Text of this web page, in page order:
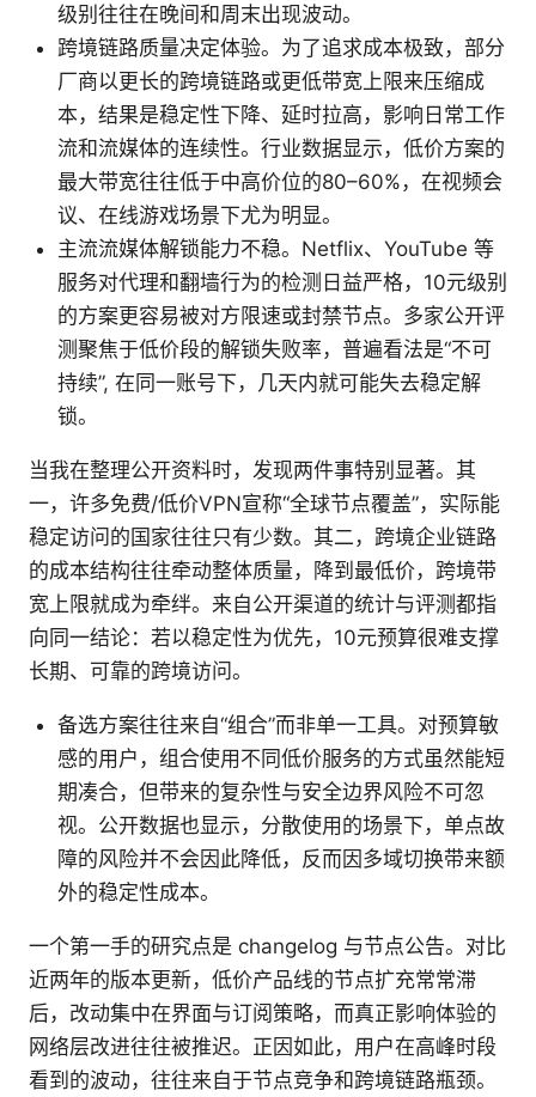
级别往往在晚间和周末出现波动。
跨境链路质量决定体验。为了追求成本极致，部分
厂商以更长的跨境链路或更低带宽上限来压缩成
本，结果是稳定性下降、延时拉高，影响日常工作
流和流媒体的连续性。行业数据显示，低价方案的
最大带宽往往低于中高价位的80–60%，在视频会
议、在线游戏场景下尤为明显。
主流流媒体解锁能力不稳。Netflix、YouTube 等
服务对代理和翻墙行为的检测日益严格，10元级别
的方案更容易被对方限速或封禁节点。多家公开评
测聚焦于低价段的解锁失败率，普遍看法是“不可
持续”, 在同一账号下，几天内就可能失去稳定解
锁。
当我在整理公开资料时，发现两件事特别显著。其
一，许多免费/低价VPN宣称“全球节点覆盖”，实际能
稳定访问的国家往往只有少数。其二，跨境企业链路
的成本结构往往牵动整体质量，降到最低价，跨境带
宽上限就成为牵绊。来自公开渠道的统计与评测都指
向同一结论：若以稳定性为优先，10元预算很难支撑
长期、可靠的跨境访问。
备选方案往往来自“组合”而非单一工具。对预算敏
感的用户，组合使用不同低价服务的方式虽然能短
期凑合，但带来的复杂性与安全边界风险不可忽
视。公开数据也显示，分散使用的场景下，单点故
障的风险并不会因此降低，反而因多域切换带来额
外的稳定性成本。
一个第一手的研究点是 changelog 与节点公告。对比
近两年的版本更新，低价产品线的节点扩充常常滞
后，改动集中在界面与订阅策略，而真正影响体验的
网络层改进往往被推迟。正因如此，用户在高峰时段
看到的波动，往往来自于节点竞争和跨境链路瓶颈。